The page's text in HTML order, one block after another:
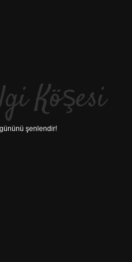
Köşesi
şenlendir!